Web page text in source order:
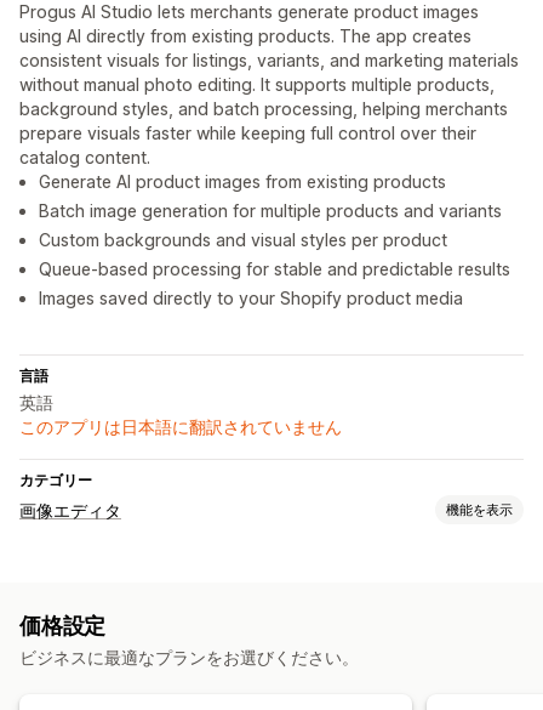
Progus AI Studio lets merchants generate product images
using AI directly from existing products. The app creates
consistent visuals for listings, variants, and marketing materials
without manual photo editing. It supports multiple products,
background styles, and batch processing, helping merchants
prepare visuals faster while keeping full control over their
catalog content.
Generate AI product images from existing products
Batch image generation for multiple products and variants
Custom backgrounds and visual styles per product
Queue-based processing for stable and predictable results
Images saved directly to your Shopify product media
言語
英語
このアプリは日本語に翻訳されていません
カテゴリー
画像エディタ 機能を表示
価格設定
ビジネスに最適なプランをお選びください。